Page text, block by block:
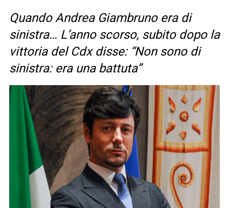
Quando Andrea Giambruno era di
sinistra… L’anno scorso, subito dopo la
vittoria del Cdx disse: “Non sono di
sinistra: era una battuta”